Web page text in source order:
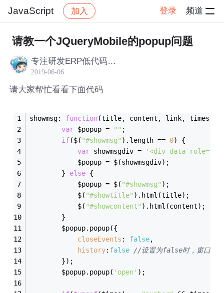
JavaScript 加入 登录 频道
社区 JavaScript 帖子详情
请教一个JQueryMobile的popup问题
专注研发ERP低代码开发平台
2019-06-06
请大家帮忙看看下面代码
showmsg: function(title, content, link, times
var $popup = "" ;
if($( "#showmsg" ).length == 0) {
var showmsgdiv =
'<div data-
			$popup = $(showmsgdiv);
		}
else {
			$popup = $(
"#showmsg" );
			$(
"#showtitle" ).html(title);
			$(
"#showcontent" ).html(content);
		}
		$popup.popup({
closeEvents : false,
history: false //设置为false时，窗口会
		});
		$popup.popup(
'open' );